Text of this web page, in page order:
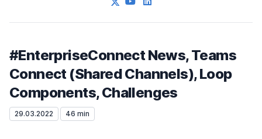
#EnterpriseConnect News, Teams
Connect (Shared Channels), Loop
Components, Challenges
29.03.2022 46 min